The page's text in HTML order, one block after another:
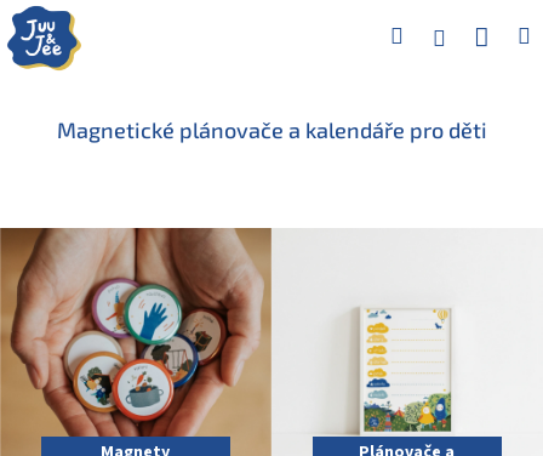
Přejít
na
obsah
Hledat Přihlášení
Magnetické plánovače a kalendáře pro děti